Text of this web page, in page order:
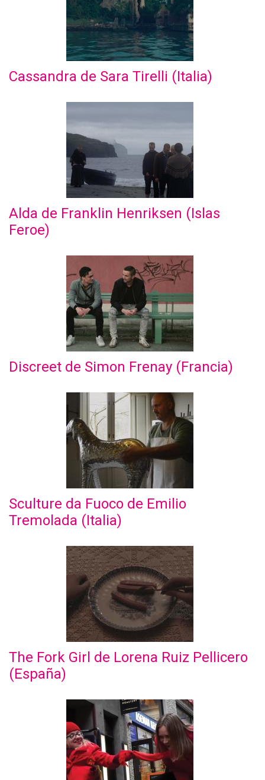
Cassandra de Sara Tirelli (Italia)
Alda de Franklin Henriksen (Islas
Feroe)
Discreet de Simon Frenay (Francia)
Sculture da Fuoco de Emilio
Tremolada (Italia)
The Fork Girl de Lorena Ruiz Pellicero
(España)